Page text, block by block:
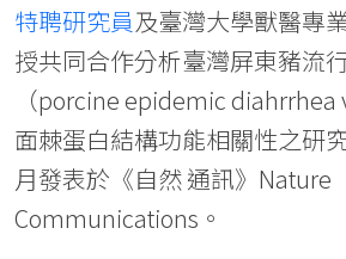
特聘研究員及臺灣大學獸醫專
授共同合作分析臺灣屏東豬流
（porcine epidemic diahrrhea
面棘蛋白結構功能相關性之研
月發表於《自然 通訊》Nature
Communications。